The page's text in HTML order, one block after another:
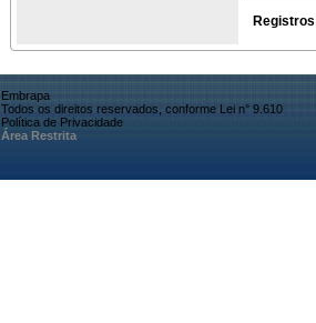
Embrapa
Todos os direitos reservados, conforme Lei n° 9.610
Política de Privacidade
Área Restrita